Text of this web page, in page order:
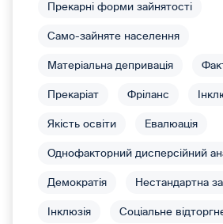
Прекарні форми зайнятості
Само-зайняте населення
Матеріальна депривація
Прекаріат Фріланс
Якість освіти Евалюація
Однофакторний дисперсійний
Демократія Нестандартна
Інклюзія Соціальне